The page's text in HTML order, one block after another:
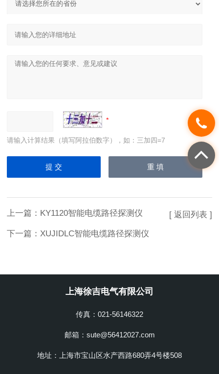
请输入计算结果（填写阿拉伯数字），如：三加四=7
上一篇： KY1120智能电缆路径探测仪
下一篇： XUJIDLC智能电缆路径探测仪
[ 返回列表 ]
上海徐吉电气有限公司
传真：021-56146322
邮箱：sute@56412027.com
地址：上海市宝山区水产西路680弄4号楼508